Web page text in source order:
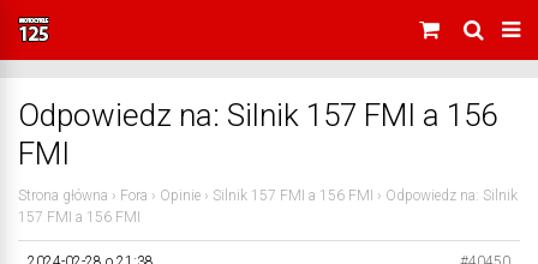
Odpowiedz na: Silnik 157 FMI a 156
FMI
Strona główna › Fora › Opinie › Silnik 157 FMI a 156 FMI › Odpowiedz na: Silnik
157 FMI a 156 FMI